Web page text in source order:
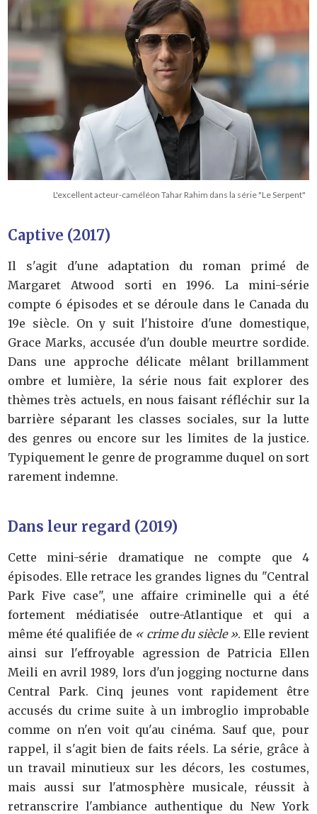
L'excellent acteur-caméléon Tahar Rahim dans la série "Le Serpent"
Captive (2017)
Il s'agit d'une adaptation du roman primé de
Margaret Atwood sorti en 1996. La mini-série
compte 6 épisodes et se déroule dans le Canada du
19e siècle. On y suit l'histoire d'une domestique,
Grace Marks, accusée d'un double meurtre sordide.
Dans une approche délicate mêlant brillamment
ombre et lumière, la série nous fait explorer des
thèmes très actuels, en nous faisant réfléchir sur la
barrière séparant les classes sociales, sur la lutte
des genres ou encore sur les limites de la justice.
Typiquement le genre de programme duquel on sort
rarement indemne.
Dans leur regard (2019)
Cette mini-série dramatique ne compte que 4
épisodes. Elle retrace les grandes lignes du "Central
Park Five case", une affaire criminelle qui a été
fortement médiatisée outre-Atlantique et qui a
même été qualifiée de « crime du siècle ». Elle revient
ainsi sur l'effroyable agression de Patricia Ellen
Meili en avril 1989, lors d'un jogging nocturne dans
Central Park. Cinq jeunes vont rapidement être
accusés du crime suite à un imbroglio improbable
comme on n'en voit qu'au cinéma. Sauf que, pour
rappel, il s'agit bien de faits réels. La série, grâce à
un travail minutieux sur les décors, les costumes,
mais aussi sur l'atmosphère musicale, réussit à
retranscrire l'ambiance authentique du New York